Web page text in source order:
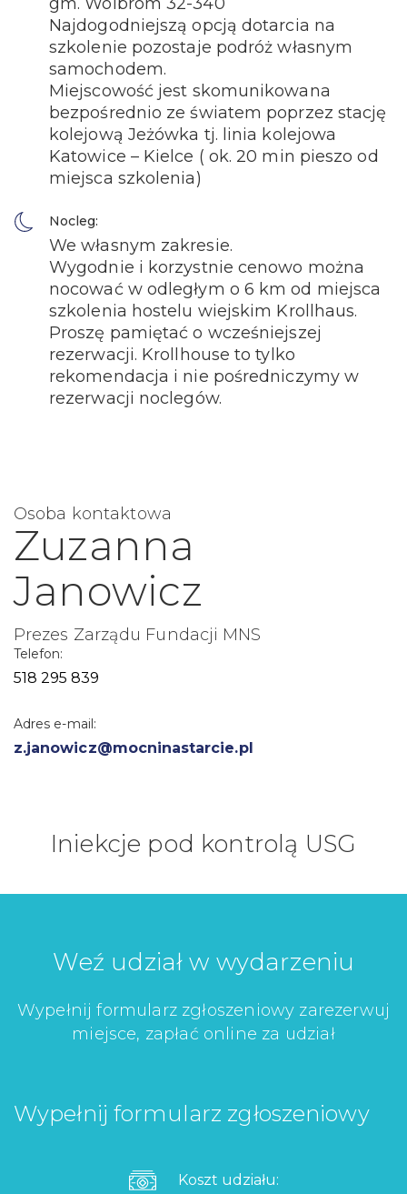
Najdogodniejszą opcją dotarcia na
szkolenie pozostaje podróż własnym
samochodem.
Miejscowość jest skomunikowana
bezpośrednio ze światem poprzez stację
kolejową Jeżówka tj. linia kolejowa
Katowice – Kielce ( ok. 20 min pieszo od
miejsca szkolenia)
Nocleg:
We własnym zakresie.
Wygodnie i korzystnie cenowo można
nocować w odległym o 6 km od miejsca
szkolenia hostelu wiejskim Krollhaus.
Proszę pamiętać o wcześniejszej
rezerwacji. Krollhouse to tylko
rekomendacja i nie pośredniczymy w
rezerwacji noclegów.
Osoba kontaktowa
Zuzanna
Janowicz
Prezes Zarządu Fundacji MNS
Telefon:
518 295 839
Adres e-mail:
z.janowicz@mocninastarcie.pl
Iniekcje pod kontrolą USG
Weź udział w wydarzeniu
Wypełnij formularz zgłoszeniowy zarezerwuj
miejsce, zapłać online za udział
Wypełnij formularz zgłoszeniowy
Koszt udziału: